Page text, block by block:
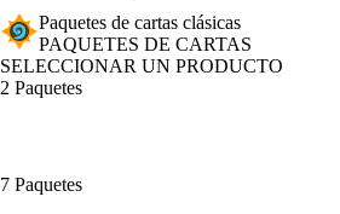
Paquetes de cartas clásicas
PAQUETES DE CARTAS
SELECCIONAR UN PRODUCTO
2 Paquetes
7 Paquetes